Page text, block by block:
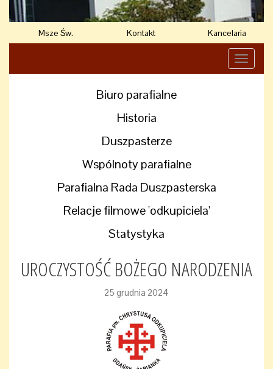
Msze Św. Kontakt Kancelaria
Toggle
Biuro parafialne
Historia
Duszpasterze
Wspólnoty parafialne
Parafialna Rada Duszpasterska
Relacje filmowe 'odkupiciela'
Statystyka
UROCZYSTOŚĆ BOŻEGO NARODZENIA
25 grudnia 2024